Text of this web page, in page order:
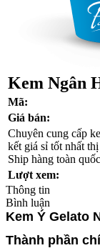
Kem Ngân
Mã:
Giá bán:
Chuyên cung cấp
kết giá sỉ tốt nhất
Ship hàng toàn
Lượt xem:
Thông tin
Bình luận
Kem Ý Gelato
Thành phần